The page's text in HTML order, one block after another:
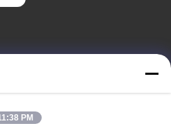
rue Lixin Sud, rue Fuyong,
PM